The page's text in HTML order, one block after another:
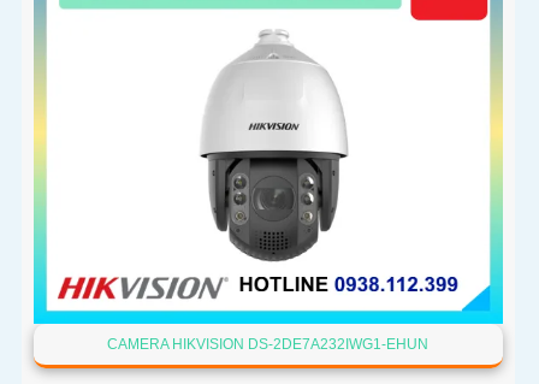
CAMERA HIKVISION DS-2DE7A232IWG1-EHUN